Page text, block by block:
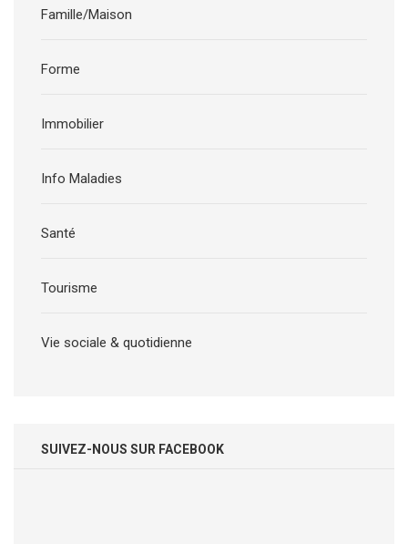
Famille/Maison
Forme
Immobilier
Info Maladies
Santé
Tourisme
Vie sociale & quotidienne
SUIVEZ-NOUS SUR FACEBOOK